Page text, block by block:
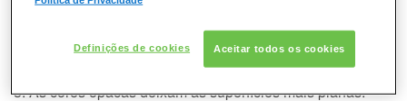
Portanto, use um tom ligeiramente mais escuro na área
2. As cores claras, por outro lado, ajudam a aumentar o
3. As cores opacas deixam as superfícies mais planas.
Definições de cookies Aceitar todos os cookies